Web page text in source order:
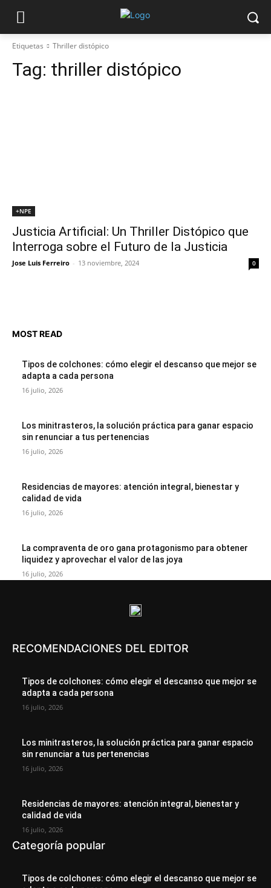
Etiquetas Thriller distópico
Tag: thriller distópico
+NPE
Justicia Artificial: Un Thriller Distópico que
Interroga sobre el Futuro de la Justicia
Jose Luis Ferreiro - 13 noviembre, 2024 0
MOST READ
Tipos de colchones: cómo elegir el descanso que mejor se
adapta a cada persona
16 julio, 2026
Los minitrasteros, la solución práctica para ganar espacio
sin renunciar a tus pertenencias
16 julio, 2026
Residencias de mayores: atención integral, bienestar y
calidad de vida
16 julio, 2026
La compraventa de oro gana protagonismo para obtener
liquidez y aprovechar el valor de las joya
16 julio, 2026
RECOMENDACIONES DEL EDITOR
Tipos de colchones: cómo elegir el descanso que mejor se
adapta a cada persona
16 julio, 2026
Los minitrasteros, la solución práctica para ganar espacio
sin renunciar a tus pertenencias
16 julio, 2026
Residencias de mayores: atención integral, bienestar y
calidad de vida
16 julio, 2026
Categoría popular
Tipos de colchones: cómo elegir el descanso que mejor se